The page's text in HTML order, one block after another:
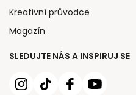
SLEDUJTE NÁS A INSPIRUJ SE
Kreativní průvodce
Magazín